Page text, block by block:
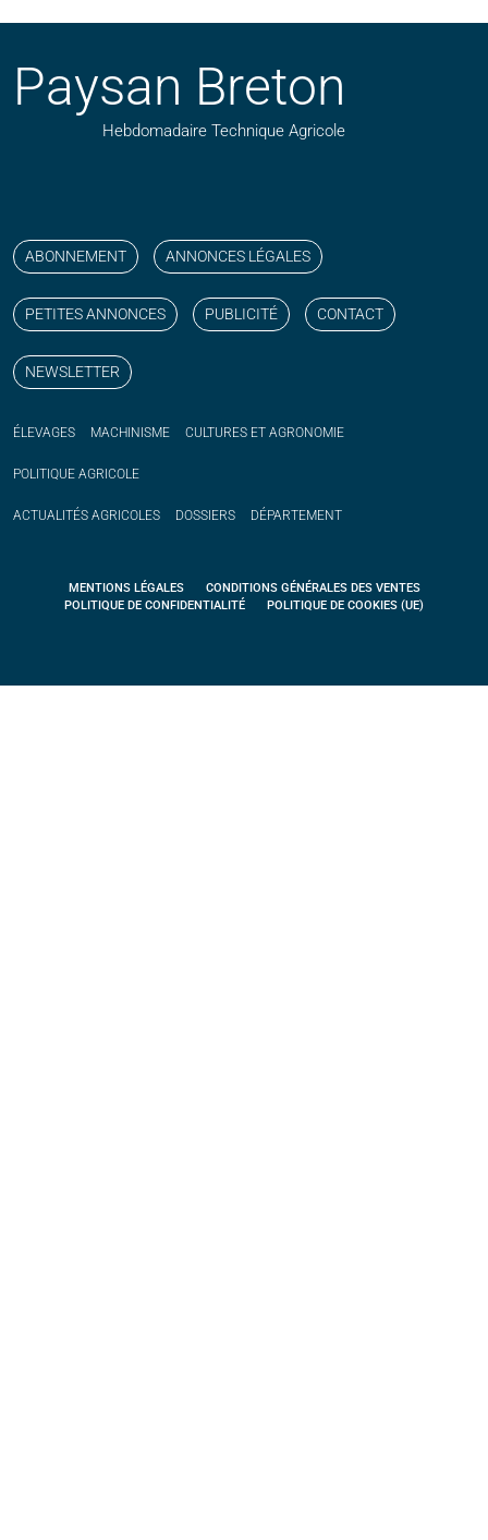
Paysan Breton
Hebdomadaire Technique Agricole
ABONNEMENT ANNONCES LÉGALES
PETITES ANNONCES PUBLICITÉ CONTACT
NEWSLETTER
ÉLEVAGES MACHINISME CULTURES ET AGRONOMIE
POLITIQUE AGRICOLE
ACTUALITÉS AGRICOLES DOSSIERS DÉPARTEMENT
MENTIONS LÉGALES
CONDITIONS GÉNÉRALES DES VENTES
POLITIQUE DE CONFIDENTIALITÉ
POLITIQUE DE COOKIES (UE)